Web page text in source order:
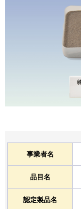
事業者名
品目名
認定製品名